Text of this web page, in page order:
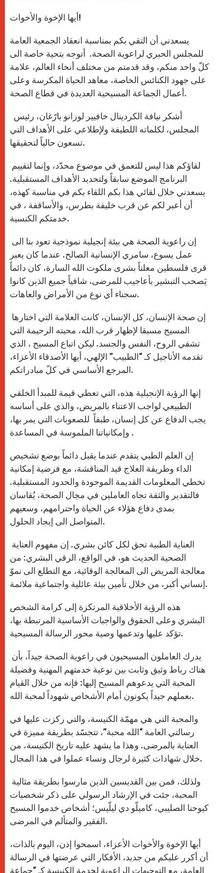
أيها الإخوة والأخوات!
يسعدني أن التقي بكم بمناسبة انعقاد الجمعية العامة
للمجلس الحبري لراعوية الصحة. أتوجه بتحية خاصة الى
كلّ واحد منكم، وقد قدمتم من مختلف أنحاء العالم، علامة
على جهود الكنائس الخاصة، معاهد الحياة المكرسة وعلى
أعمال الجماعة المسيحية العديدة في قطاع الصحة.
المجلس، لكلماته اللطيفة ولإطلاعي على الأهداف التي
تسعون حالياً لتحقيقها.
البرنامج الموضع سابقاً ولتحديد الأهداف المستقبلية.
يسعدني خلال لقائي هذا بكم اللقاء بكم في مناسبة كهذه،
أن أعبر لكم عن قرب خليفة بطرس، والأساقفة ، في
خدمتكم الكنسية.
عمل يسوع، سامري الإنسانية الصالح. عندما كان يعبر
قرى فلسطين معلناً بشرى ملكوت الله السارة، كان دائماً
يَصحب التبشير بأعاجيب للمرضى، شافياً جميع الذين كانوا
سجناء أي نوع من الأمراض والعاهات.
المسيح مسبقا لإظهار قرب الله، محبته الرحيمة التي
تشفي الروح، النفس والجسد. ليكن اتباع المسيح ، الذي
تقدمه الأناجيل كـ “الطبيب” الإلهي، أيها الأصدقاء الأعزاء،
المرجع الأساسي في كلّ مبادراتكم.
إنها الرؤية الإنجيلية هذه، التي تعطي قيمة للمبدأ الخلقي
الطبيعي لواجب الاعتناء بالمريض، والذي على أساسه
يجب الدفاع عن كل إنسان، طبقاً للصعوبات التي يمر بها،
وإمكانياتنا الملموسة في المساعدة.
إن العلم الطبي يتقدم عندما يقبل دائماً بوضع تشخيص
الداء وطريقة العلاج قيد المناقشة، مع فرضية إمكانية
تخطي المعلومات القديمة الموجودة والحدود المستقبلية.
فالتقدير والثقة تجاه العاملين في مجال الصحة، يُقاسان
بمدى دفاع هؤلاء عن الحياة واحترامهم، وسعيهم
المتواصل الى إيجاد الحلول.
الصحية الحديث هو، في الواقع، الرقي البشري: من
معالجة المريض الى المعالجة الوقائية، مع التطلع الى نموّ
إنساني أكبر، من خلال تأمين بيئة عائلية واجتماعية ملائمة.
هذه الرؤية الأخلاقية المرتكزة إلى كرامة الشخص
البشري وعلى الحقوق والواجبات الأساسية المرتبطة بها،
تؤكد عليها وتدعمها وصية محور الرسالة المسيحية.
هناك رباط وثيق وثابت بين نوعية خدمتهم المهنية وفضيلة
المحبة التي يدعوهم المسيح إليها: فإنه من خلال القيام
بعملهم جيداً يكونون أمام الأشخاص شهوداً لمحبة الله.
والمحبة التي هي مهمّة الكنيسة، والتي ركزت عليها في
رسالتي العامة “الله محبة”، تتجسّد بطريقة مميزة في
العناية بالمرضى. وهذا ما يشهد عليه تاريخ الكنيسة، من
خلال شهادات كثيرة لرجال ونساء عملوا في هذا المجال.
المحبة، جئت في الإرشاد الرسولي على ذكر شخصيات
كيوحنا الصليبي، كاميلّو دي ليلّيس؛ أشخاص خدموا المسيح
الفقير والمتألم في المرضى.
أيها الإخوة والأخوات الأعزاء، اسمحوا إذن، اليوم بالذات،
أن أكرر عليكم من جديد، الأفكار التي عرضتها في الرسالة
العامة، مع التوجيهات الراعوية لخدمة الكنيسة كـ “جماعة